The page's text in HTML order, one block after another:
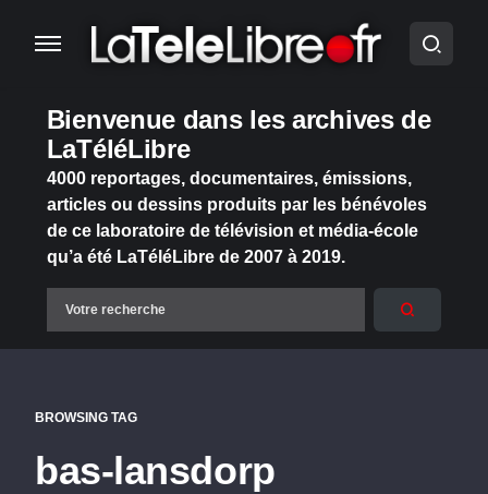
Bienvenue dans les archives de
LaTéléLibre
4000 reportages, documentaires, émissions,
articles ou dessins produits par les bénévoles
de ce laboratoire de télévision et média-école
qu’a été LaTéléLibre de 2007 à 2019.
BROWSING TAG
bas-lansdorp